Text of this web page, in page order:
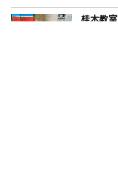
桂木教室